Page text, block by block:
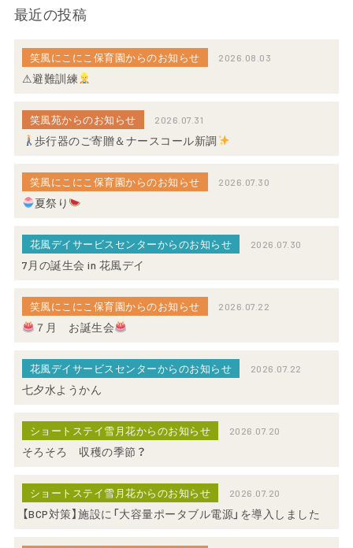
最近の投稿
笑風にこにこ保育園からのお知らせ 2026.08.03
⚠避難訓練
笑風苑からのお知らせ 2026.07.31
歩行器のご寄贈＆ナースコール新調
笑風にこにこ保育園からのお知らせ 2026.07.30
夏祭り
花風デイサービスセンターからのお知らせ 2026.07.30
7月の誕生会 in 花風デイ
笑風にこにこ保育園からのお知らせ 2026.07.22
７月 お誕生会
花風デイサービスセンターからのお知らせ 2026.07.22
七夕水ようかん
ショートステイ雪月花からのお知らせ 2026.07.20
そろそろ 収穫の季節？
ショートステイ雪月花からのお知らせ 2026.07.20
【BCP対策】施設に「大容量ポータブル電源」を導入しました